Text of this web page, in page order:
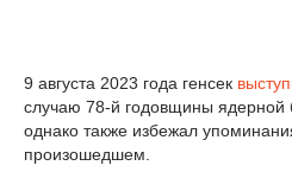
9 августа 2023 года генсек
случаю 78-й годовщины ядерной
однако также избежал
произошедшем.